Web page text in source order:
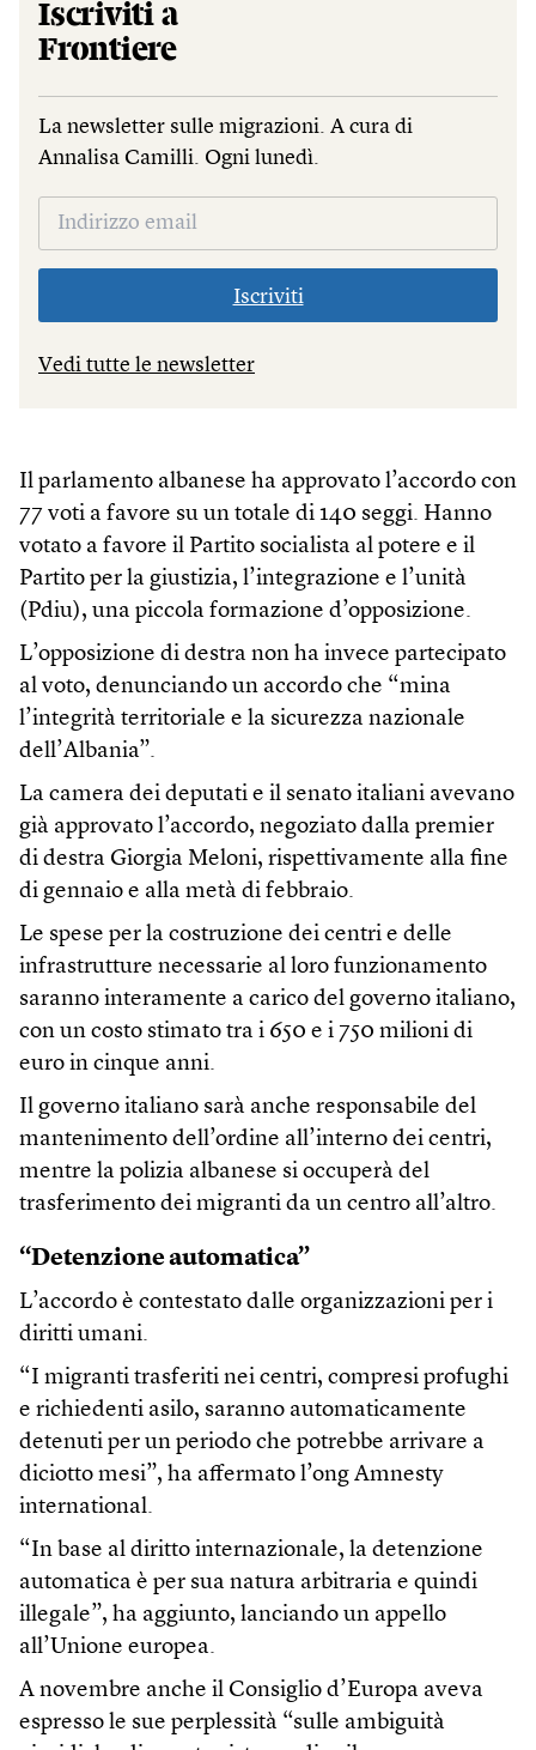
Iscriviti a
Frontiere
La newsletter sulle migrazioni. A cura di
Annalisa Camilli. Ogni lunedì.
Iscriviti
Vedi tutte le newsletter
Il parlamento albanese ha approvato l’accordo con
77 voti a favore su un totale di 140 seggi. Hanno
votato a favore il Partito socialista al potere e il
Partito per la giustizia, l’integrazione e l’unità
(Pdiu), una piccola formazione d’opposizione.
L’opposizione di destra non ha invece partecipato
al voto, denunciando un accordo che “mina
l’integrità territoriale e la sicurezza nazionale
dell’Albania”.
La camera dei deputati e il senato italiani avevano
già approvato l’accordo, negoziato dalla premier
di destra Giorgia Meloni, rispettivamente alla fine
di gennaio e alla metà di febbraio.
Le spese per la costruzione dei centri e delle
infrastrutture necessarie al loro funzionamento
saranno interamente a carico del governo italiano,
con un costo stimato tra i 650 e i 750 milioni di
euro in cinque anni.
Il governo italiano sarà anche responsabile del
mantenimento dell’ordine all’interno dei centri,
mentre la polizia albanese si occuperà del
trasferimento dei migranti da un centro all’altro.
“Detenzione automatica”
L’accordo è contestato dalle organizzazioni per i
diritti umani.
“I migranti trasferiti nei centri, compresi profughi
e richiedenti asilo, saranno automaticamente
detenuti per un periodo che potrebbe arrivare a
diciotto mesi”, ha affermato l’ong Amnesty
international.
“In base al diritto internazionale, la detenzione
automatica è per sua natura arbitraria e quindi
illegale”, ha aggiunto, lanciando un appello
all’Unione europea.
A novembre anche il Consiglio d’Europa aveva
espresso le sue perplessità “sulle ambiguità